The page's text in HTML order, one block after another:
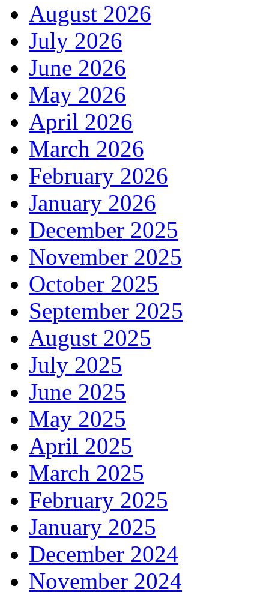
August 2026
July 2026
June 2026
May 2026
April 2026
March 2026
February 2026
January 2026
December 2025
November 2025
October 2025
September 2025
August 2025
July 2025
June 2025
May 2025
April 2025
March 2025
February 2025
January 2025
December 2024
November 2024